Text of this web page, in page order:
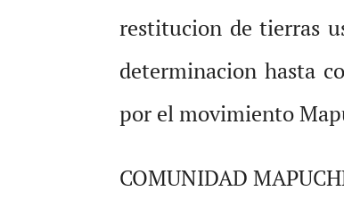
restitucion de tierras
determinacion hasta
por el movimiento
COMUNIDAD